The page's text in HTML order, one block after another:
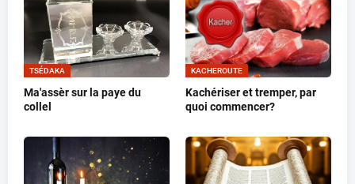
TSÉDAKA
Ma'assèr sur la paye du
collel
KACHEROUTE
Kachériser et tremper, par
quoi commencer?